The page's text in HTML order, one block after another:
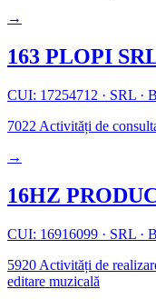
→
163 PLOPI
CUI: 17254712 · SRL ·
7022 Activități de
→
16HZ
CUI: 16916099 · SRL ·
5920 Activități de
editare muzicală